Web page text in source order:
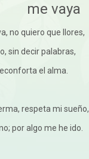
me vaya
no quiero que llores,
sin decir palabras,
el alma.
respeta mi sueño,
por algo me he ido.